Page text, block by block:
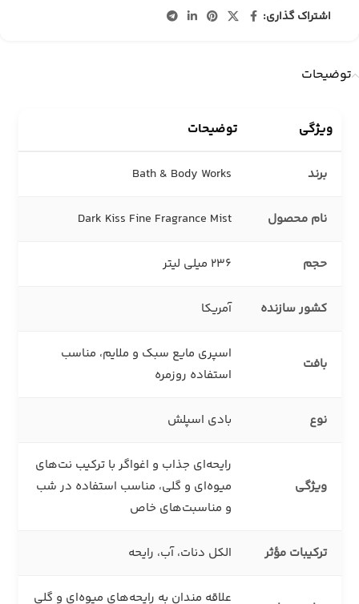
اشتراک گذاری:
توضیحات
ویژگی توضیحات
برند Bath & Body Works
نام محصول Dark Kiss Fine Fragrance Mist
حجم 236 میلی‌ لیتر
کشور سازنده آمریکا
بافت
اسپری مایع سبک و ملایم، مناسب
استفاده روزمره
نوع بادی اسپلش
ویژگی
رایحه‌ای جذاب و اغواگر با ترکیب نت‌های
میوه‌ای و گلی، مناسب استفاده در شب
و مناسبت‌های خاص
ترکیبات مؤثر الکل دنات، آب، رایحه
علاقه‌ مندان به رایحه‌های میوه‌ای و گلی